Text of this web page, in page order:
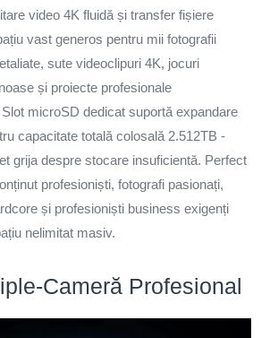
video 4K fluidă și transfer fișiere
vast generos pentru mii fotografii
sute videoclipuri 4K, jocuri
și proiecte profesionale
microSD dedicat suportă expandare
capacitate totală colosală 2.512TB -
grija despre stocare insuficientă. Perfect
profesioniști, fotografi pasionați,
și profesioniști business exigenți
nelimitat masiv.
Cameră Profesional